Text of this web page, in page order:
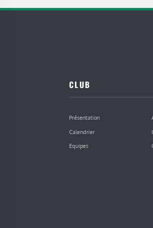
CLUB
Présentation
Calendrier
Equipes